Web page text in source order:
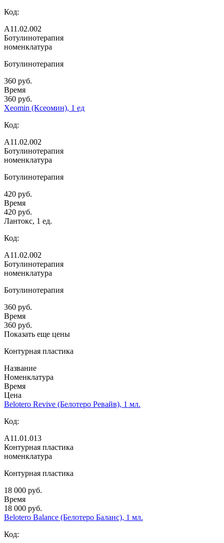
Код:
А11.02.002
Ботулинотерапия
номенклатура
Ботулинотерапия
360 руб.
Время
360 руб.
Xeomin (Ксеомин), 1 ед
Код:
А11.02.002
Ботулинотерапия
номенклатура
Ботулинотерапия
420 руб.
Время
420 руб.
Лантокс, 1 ед.
Код:
А11.02.002
Ботулинотерапия
номенклатура
Ботулинотерапия
360 руб.
Время
360 руб.
Показать еще цены
Контурная пластика
Название
Номенклатура
Время
Цена
Belotero Revive (Белотеро Ревайв), 1 мл.
Код:
А11.01.013
Контурная пластика
номенклатура
Контурная пластика
18 000 руб.
Время
18 000 руб.
Belotero Balance (Белотеро Баланс), 1 мл.
Код: